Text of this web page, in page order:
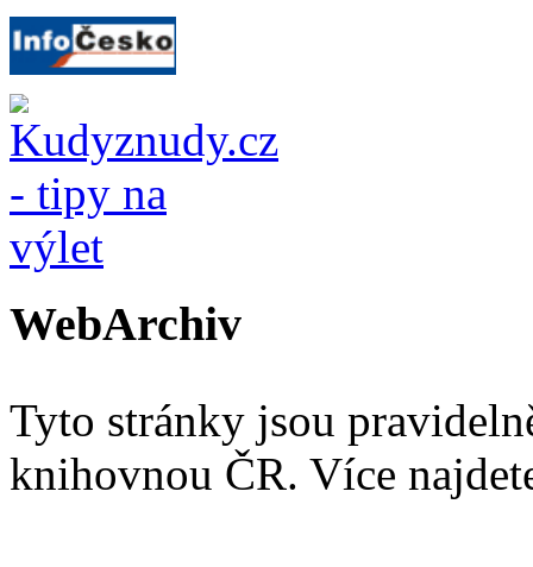
WebArchiv
Tyto stránky jsou
knihovnou ČR. Více